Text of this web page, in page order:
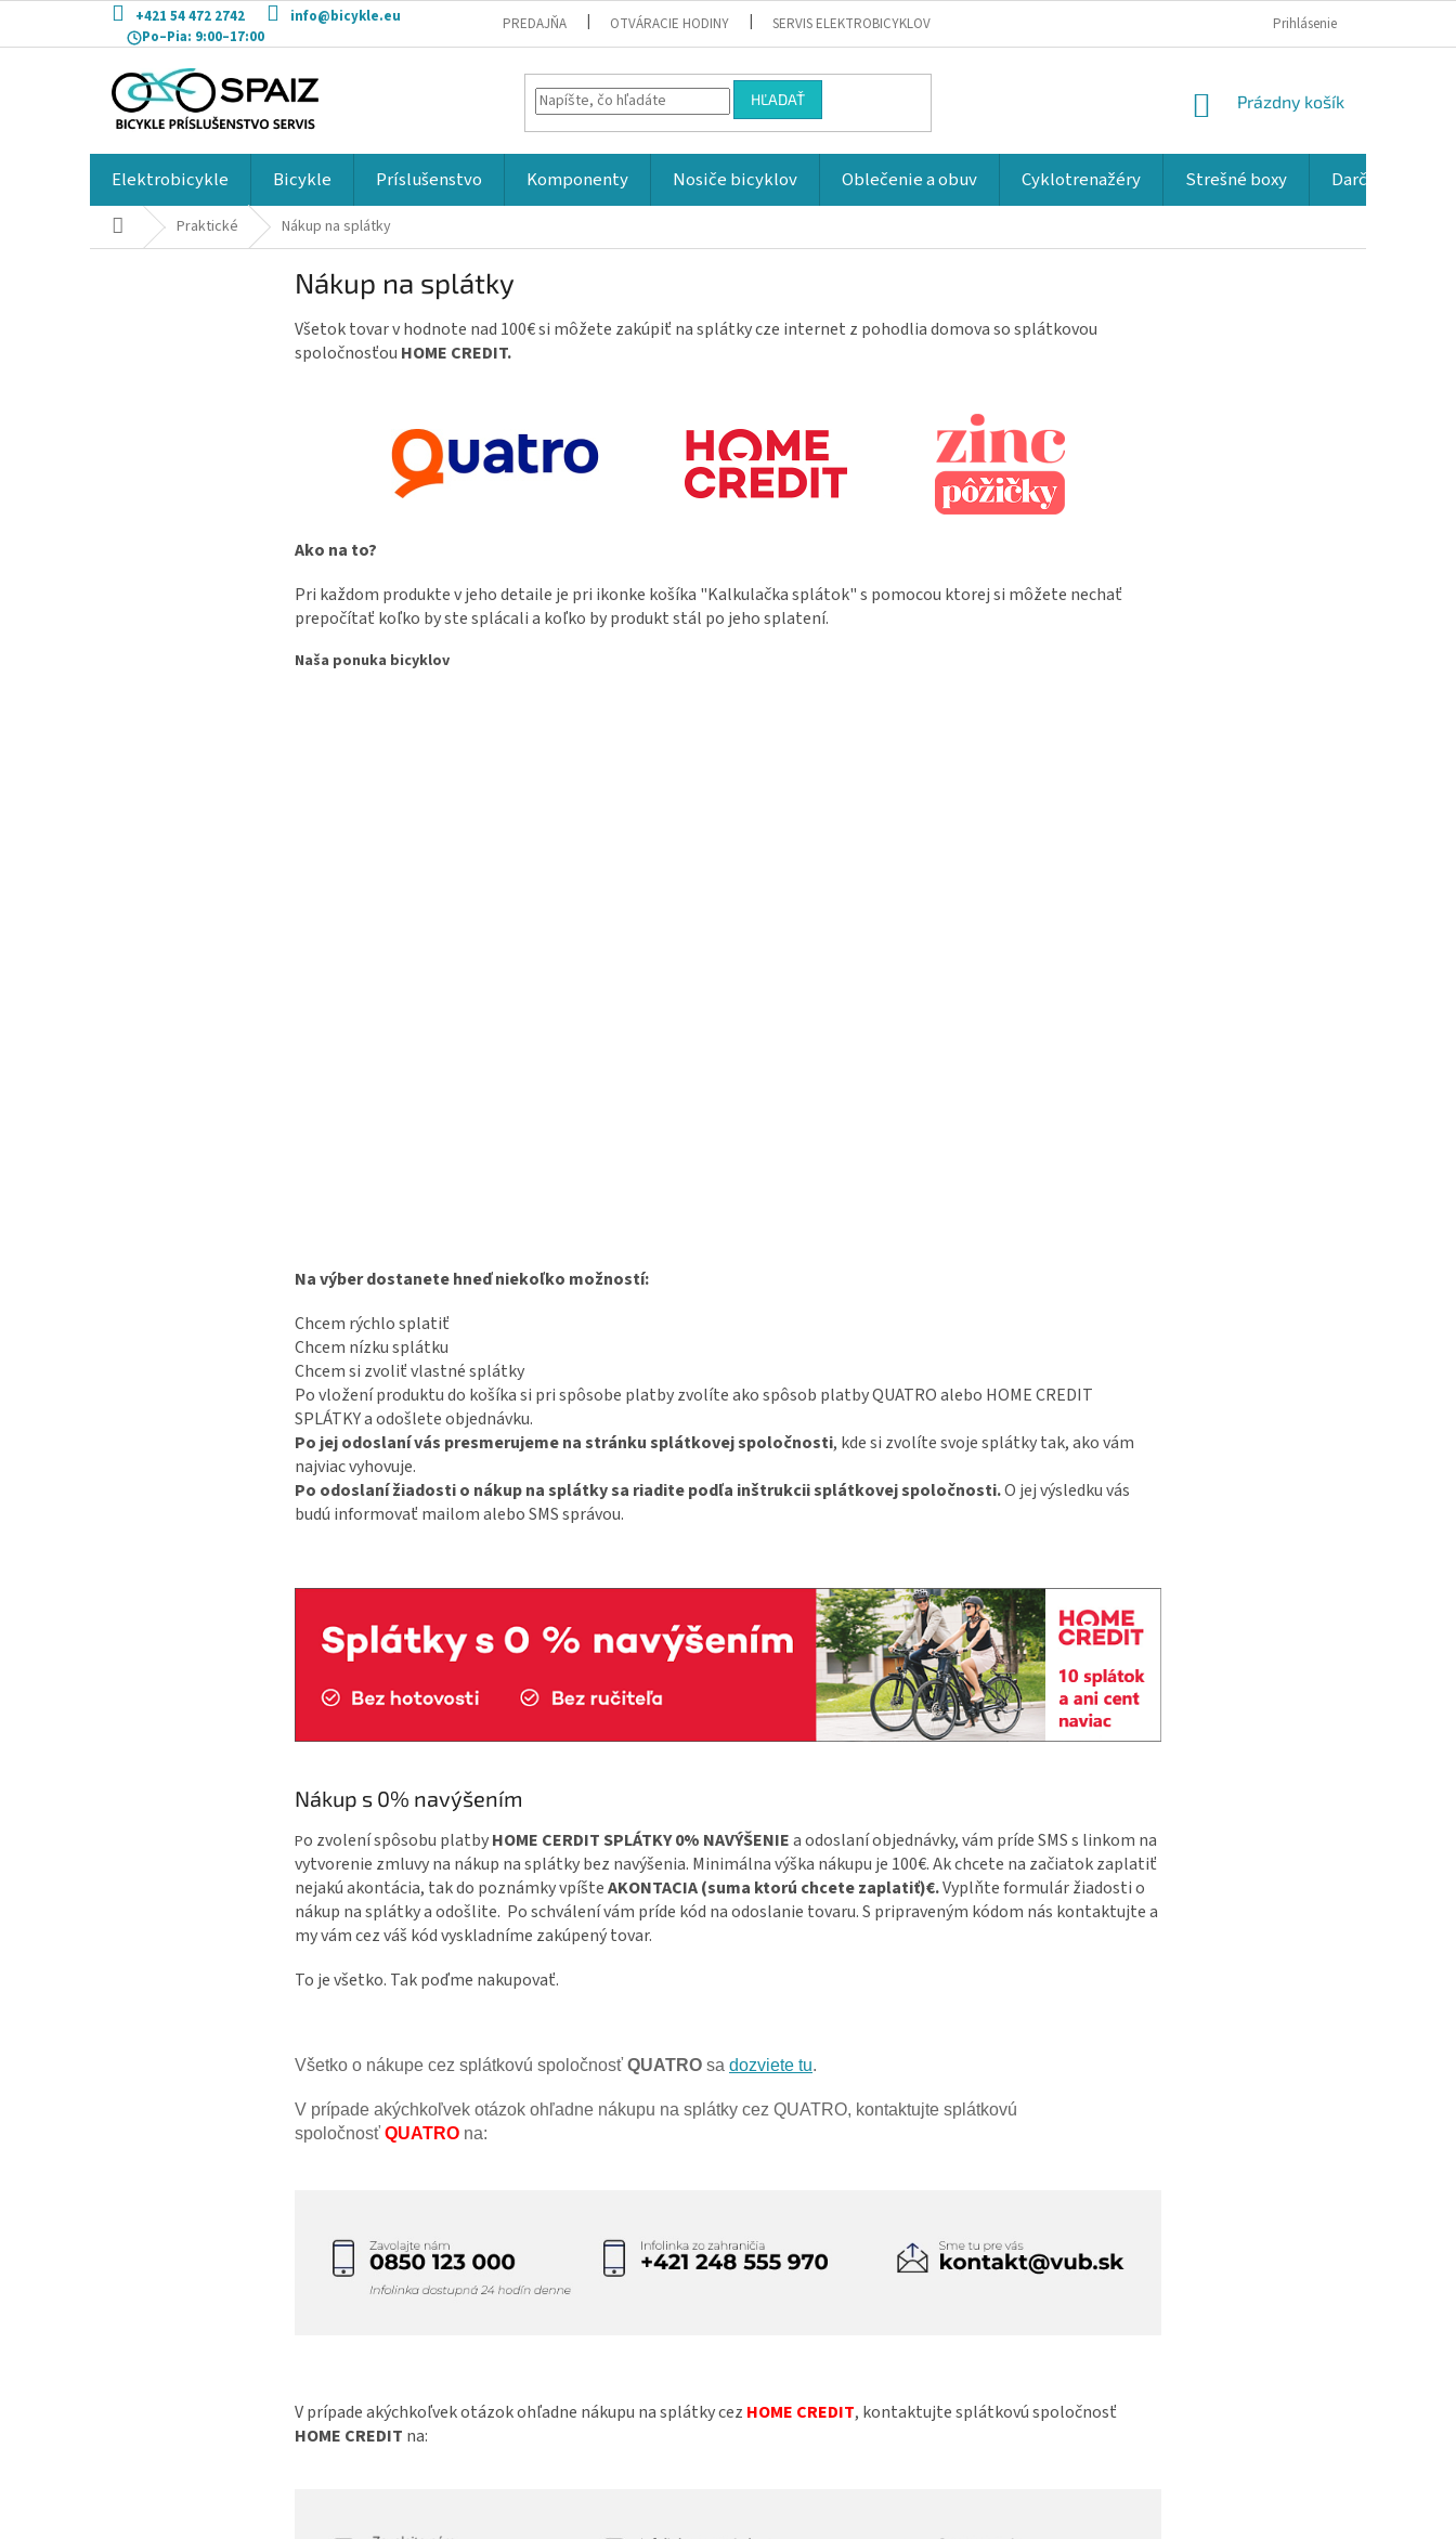
obsah
+421 54 472 2742
info@bicykle.eu
Po–Pia: 9:00–17:00
PREDAJŇA OTVÁRACIE HODINY SERVIS ELEKTROBICYKLOV Prihlásenie
HĽADAŤ
NÁKUPNÝ
Prázdny košík
Elektrobicykle Bicykle Príslušenstvo Komponenty Nosiče bicyklov Oblečenie a obuv Cyklotrenažéry Strešné boxy Darčekové
DomovPraktické Nákup na splátky
Nákup na splátky
Všetok tovar v hodnote nad 100€ si môžete zakúpiť na splátky cze internet z pohodlia domova so splátkovou
spoločnosťou HOME CREDIT.
Ako na to?
Pri každom produkte v jeho detaile je pri ikonke košíka "Kalkulačka splátok" s pomocou ktorej si môžete nechať
prepočítať koľko by ste splácali a koľko by produkt stál po jeho splatení.
Naša ponuka bicyklov
Na výber dostanete hneď niekoľko možností:
Chcem rýchlo splatiť
Chcem nízku splátku
Chcem si zvoliť vlastné splátky
Po vložení produktu do košíka si pri spôsobe platby zvolíte ako spôsob platby QUATRO alebo HOME CREDIT
SPLÁTKY a odošlete objednávku.
Po jej odoslaní vás presmerujeme na stránku splátkovej spoločnosti, kde si zvolíte svoje splátky tak, ako vám
najviac vyhovuje.
Po odoslaní žiadosti o nákup na splátky sa riadite podľa inštrukcii splátkovej spoločnosti.O jej výsledku vás
budú informovať mailom alebo SMS správou.
Nákup s 0% navýšením
Po zvolení spôsobu platbyHOME CERDIT SPLÁTKY 0% NAVÝŠENIEa odoslaní objednávky, vám príde SMS s linkom na
vytvorenie zmluvy na nákup na splátky bez navýšenia. Minimálna výška nákupu je 100€. Ak chcete na začiatok zaplatiť
nejakú akontácia, tak do poznámky vpíšteAKONTACIA (suma ktorú chcete zaplatiť)€.Vyplňte formulár žiadosti o
nákup na splátky a odošlite. Po schválení vám príde kód na odoslanie tovaru. S pripraveným kódom nás kontaktujte a
my vám cez váš kód vyskladníme zakúpený tovar.
To je všetko. Tak poďme nakupovať.
Všetko o nákupe cez splátkovú spoločnosť QUATRO sa dozviete tu.
V prípade akýchkoľvek otázok ohľadne nákupu na splátky cez QUATRO, kontaktujte splátkovú
spoločnosť QUATRO na:
V prípade akýchkoľvek otázok ohľadne nákupu na splátky cez HOME CREDIT, kontaktujte splátkovú spoločnosť
HOME CREDIT na: